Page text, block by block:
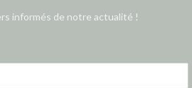
informés de notre actualité !